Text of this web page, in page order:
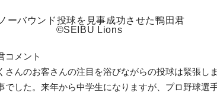
ノーバウンド投球を見事成功させた鴨田君
©SEIBU Lions
コメント
さんのお客さんの注目を浴びながらの投球は緊張
でした。来年から中学生になりますが、プロ野球選